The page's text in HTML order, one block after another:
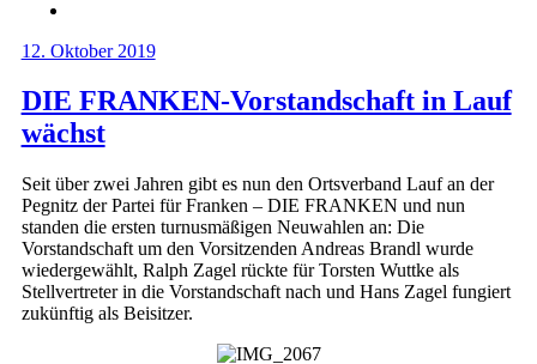
12. Oktober 2019
DIE FRANKEN-Vorstandschaft in Lauf
wächst
Seit über zwei Jahren gibt es nun den Ortsverband Lauf an der
Pegnitz der Partei für Franken – DIE FRANKEN und nun
standen die ersten turnusmäßigen Neuwahlen an: Die
Vorstandschaft um den Vorsitzenden Andreas Brandl wurde
wiedergewählt, Ralph Zagel rückte für Torsten Wuttke als
Stellvertreter in die Vorstandschaft nach und Hans Zagel fungiert
zukünftig als Beisitzer.